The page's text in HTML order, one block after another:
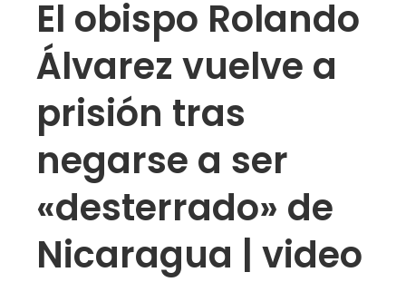
El obispo Rolando
Álvarez vuelve a
prisión tras
negarse a ser
«desterrado» de
Nicaragua | video